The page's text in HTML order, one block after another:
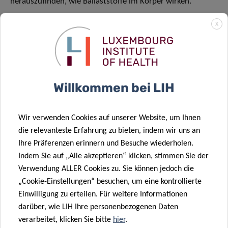
Das Verständnis des gesamten Spektrums
an Metaboliten, die bei der Fermentation von
Ballaststoffen entstehen, wird uns helfen,
personalisierte Ernährungskonzepte zu
Einzelnen optimieren. Diese Forschung
eröffnet neue Möglichkeiten für
personalisierte Diäten, die die
Gesundheitsergebnisse verbessern könnten,
indem sie die einzigartige Art und Weise
berücksichtigen, wie unser Körper auf
Ballaststoffe reagiert„
X
Willkommen bei LIH
Wir verwenden Cookies auf unserer Website, um Ihnen
die relevanteste Erfahrung zu bieten, indem wir uns an
Ihre Präferenzen erinnern und Besuche wiederholen.
Indem Sie auf „Alle akzeptieren“ klicken, stimmen Sie der
Verwendung ALLER Cookies zu. Sie können jedoch die
„Cookie-Einstellungen“ besuchen, um eine kontrollierte
Einwilligung zu erteilen. Für weitere Informationen
darüber, wie LIH Ihre personenbezogenen Daten
verarbeitet, klicken Sie bitte hier.